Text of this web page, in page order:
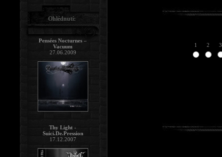
1 2 3
Ohlédnutí:
Pensées Nocturnes –
Vacuum
27.06.2009
Thy Light -
Suici.De.Pression
17.12.2007